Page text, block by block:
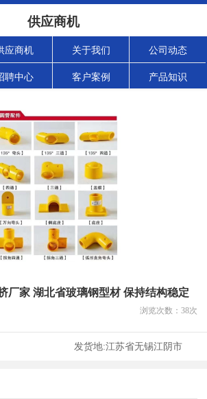
供应商机
应商机 关于我们 公司动态
聘中心 客户案例 产品知识
厂家 湖北省玻璃钢型材 保持结构稳定
浏览次数： 38次
发货地:江苏省无锡江阴市